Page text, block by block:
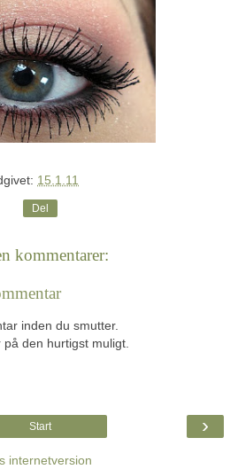
15.1.11
Del
kommentarer:
inden du smutter.
den hurtigst muligt.
›
Start
internetversion